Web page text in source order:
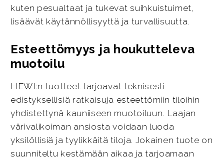
kuten pesualtaat ja tukevat suihkuistuimet,
lisäävät käytännöllisyyttä ja turvallisuutta.
Esteettömyys ja houkutteleva
muotoilu
HEWI:n tuotteet tarjoavat teknisesti
edistyksellisiä ratkaisuja esteettömiin tiloihin
yhdistettynä kauniiseen muotoiluun. Laajan
värivalikoiman ansiosta voidaan luoda
yksilöllisiä ja tyylikkäitä tiloja. Jokainen tuote on
suunniteltu kestämään aikaa ja tarjoamaan